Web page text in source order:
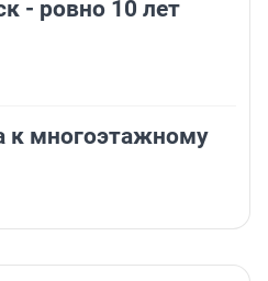
- ровно 10 лет
к многоэтажному